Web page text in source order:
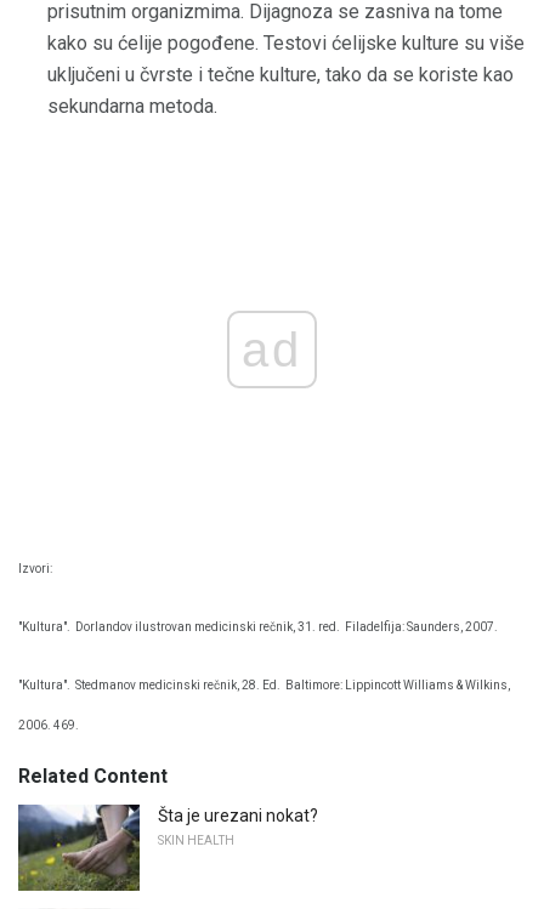
prisutnim organizmima. Dijagnoza se zasniva na tome
kako su ćelije pogođene. Testovi ćelijske kulture su više
uključeni u čvrste i tečne kulture, tako da se koriste kao
sekundarna metoda.
ad
Izvori:
"Kultura". Dorlandov ilustrovan medicinski rečnik, 31. red. Filadelfija: Saunders, 2007.
"Kultura". Stedmanov medicinski rečnik, 28. Ed. Baltimore: Lippincott Williams & Wilkins,
2006. 469.
Related Content
Šta je urezani nokat?
SKIN HEALTH